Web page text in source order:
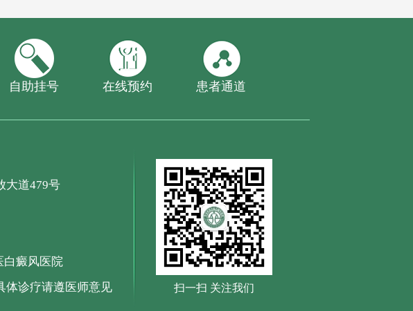
自助挂号 在线预约 患者通道
大道479号
白癜风医院
体诊疗请遵医师意见
扫一扫 关注我们